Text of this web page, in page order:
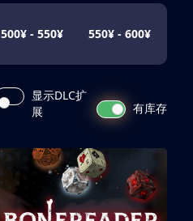
500¥ - 550¥ 550¥ - 600¥
显示DLC扩
展
有库存